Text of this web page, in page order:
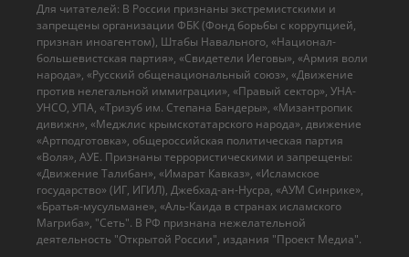
Для читателей: В России признаны экстремистскими и
запрещены организации ФБК (Фонд борьбы с коррупцией,
признан иноагентом), Штабы Навального, «Национал-
большевистская партия», «Свидетели Иеговы», «Армия воли
народа», «Русский общенациональный союз», «Движение
против нелегальной иммиграции», «Правый сектор», УНА-
УНСО, УПА, «Тризуб им. Степана Бандеры», «Мизантропик
дивижн», «Меджлис крымскотатарского народа», движение
«Артподготовка», общероссийская политическая партия
«Воля», АУЕ. Признаны террористическими и запрещены:
«Движение Талибан», «Имарат Кавказ», «Исламское
государство» (ИГ, ИГИЛ), Джебхад-ан-Нусра, «АУМ Синрике»,
«Братья-мусульмане», «Аль-Каида в странах исламского
Магриба», "Сеть". В РФ признана нежелательной
деятельность "Открытой России", издания "Проект Медиа".